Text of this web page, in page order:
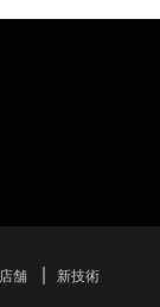
店舗
新技術